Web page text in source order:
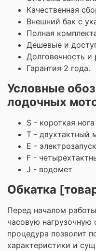
Качественная
Внешний бак с
Полная
Дешевые и
Долговечность и
Гарантия 2 года.
Условные
лодочных
S - короткая
T - двухтактный
E -
F -
J - водомет
Обкатка
Перед началом
часовую нагрузочную
процедура позволит
характеристики и